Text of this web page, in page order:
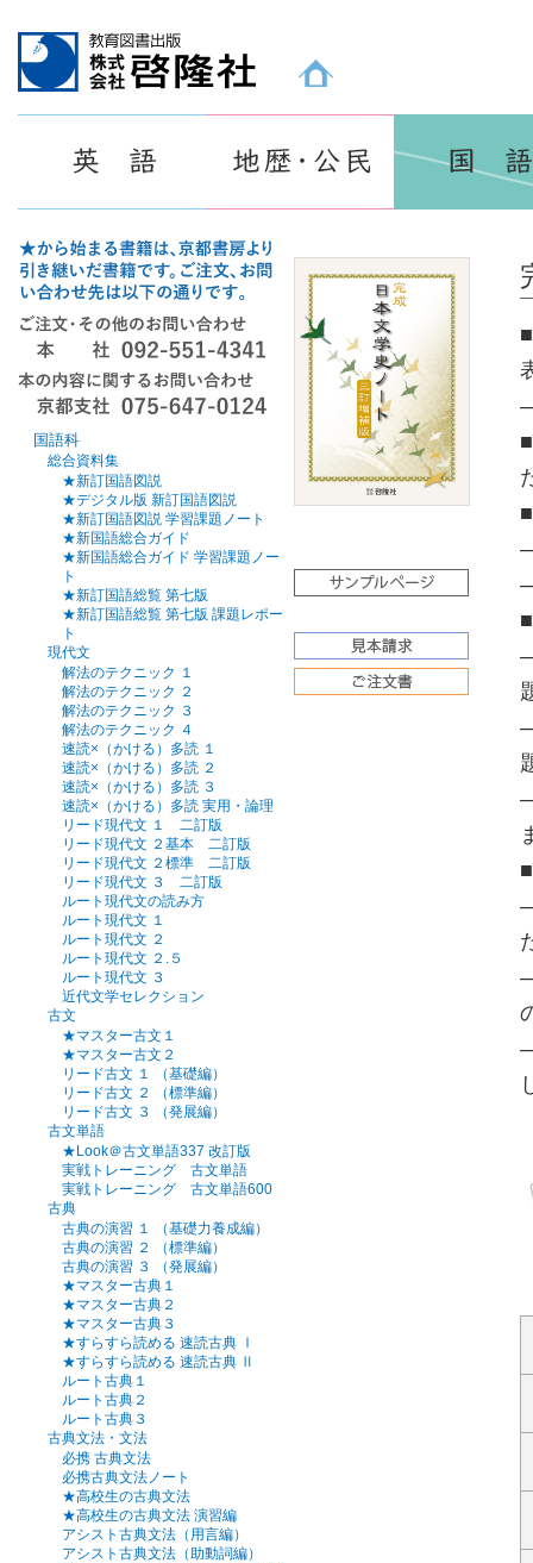
国語科
総合資料集
★新訂国語図説
★デジタル版 新訂国語図説
★新訂国語図説 学習課題ノート
★新国語総合ガイド
★新国語総合ガイド 学習課題ノー
ト
★新訂国語総覧 第七版
★新訂国語総覧 第七版 課題レポー
ト
現代文
解法のテクニック １
解法のテクニック ２
解法のテクニック ３
解法のテクニック ４
速読×（かける）多読 １
速読×（かける）多読 ２
速読×（かける）多読 ３
速読×（かける）多読 実用・論理
リード現代文 １ 二訂版
リード現代文 ２基本 二訂版
リード現代文 ２標準 二訂版
リード現代文 ３ 二訂版
ルート現代文の読み方
ルート現代文 １
ルート現代文 ２
ルート現代文 ２.５
ルート現代文 ３
近代文学セレクション
古文
★マスター古文１
★マスター古文２
リード古文 １ （基礎編）
リード古文 ２ （標準編）
リード古文 ３ （発展編）
古文単語
★Look＠古文単語337 改訂版
実戦トレーニング 古文単語
実戦トレーニング 古文単語600
古典
古典の演習 １ （基礎力養成編）
古典の演習 ２ （標準編）
古典の演習 ３ （発展編）
★マスター古典１
★マスター古典２
★マスター古典３
★すらすら読める 速読古典 Ⅰ
★すらすら読める 速読古典 Ⅱ
ルート古典１
ルート古典２
ルート古典３
古典文法・文法
必携 古典文法
必携古典文法ノート
★高校生の古典文法
★高校生の古典文法 演習編
アシスト古典文法（用言編）
アシスト古典文法（助動詞編）